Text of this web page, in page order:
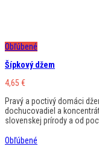
Obľúbené
Šípkový džem
4,65 €
Pravý a poctivý domáci
dochucovadiel a
slovenskej prírody a od
Obľúbené